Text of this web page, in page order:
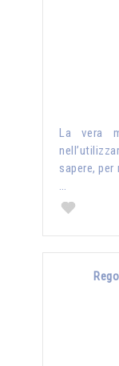
La vera
sapere, per
…